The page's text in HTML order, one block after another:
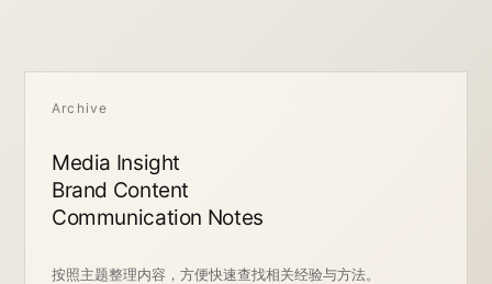
Archive
Media Insight
Brand Content
Communication Notes
按照主题整理内容，方便快速查找相关经验与方法。